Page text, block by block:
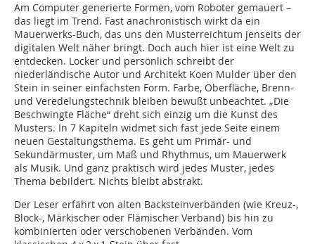
Am Computer generierte Formen, vom Roboter gemauert –
das liegt im Trend. Fast anachronistisch wirkt da ein
Mauerwerks-Buch, das uns den Musterreichtum jenseits der
digitalen Welt näher bringt. Doch auch hier ist eine Welt zu
entdecken. Locker und persönlich schreibt der
niederländische Autor und Architekt Koen Mulder über den
Stein in seiner einfachsten Form. Farbe, Oberfläche, Brenn-
und Veredelungstechnik bleiben bewußt unbeachtet. „Die
Beschwingte Fläche“ dreht sich einzig um die Kunst des
Musters. In 7 Kapiteln widmet sich fast jede Seite einem
neuen Gestaltungsthema. Es geht um Primär- und
Sekundärmuster, um Maß und Rhythmus, um Mauerwerk
als Musik. Und ganz praktisch wird jedes Muster, jedes
Thema bebildert. Nichts bleibt abstrakt.
Der Leser erfährt von alten Backsteinverbänden (wie Kreuz-,
Block-, Märkischer oder Flämischer Verband) bis hin zu
kombinierten oder verschobenen Verbänden. Vom